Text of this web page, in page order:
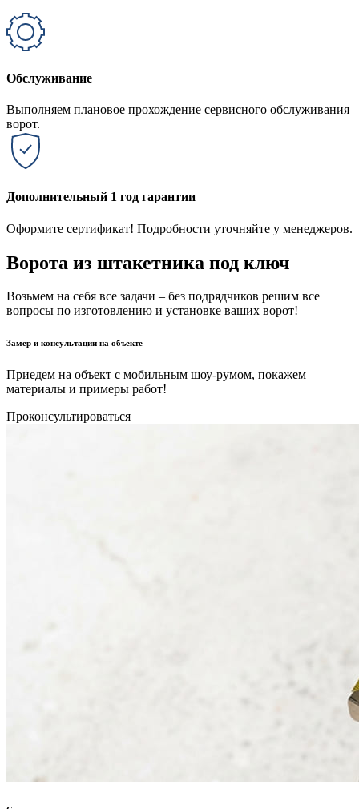
Обслуживание
Выполняем плановое прохождение сервисного обслуживания
ворот.
Дополнительный 1 год гарантии
Оформите сертификат! Подробности уточняйте у менеджеров.
Ворота из штакетника под ключ
Возьмем на себя все задачи – без подрядчиков решим все
вопросы по изготовлению и установке ваших ворот!
Замер и консультации на объекте
Приедем на объект с мобильным шоу-румом, покажем
материалы и примеры работ!
Проконсультироваться